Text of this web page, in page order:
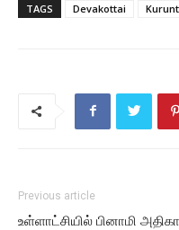
TAGS
Devakottai
Previous article
உள்ளாட்சியில் பினாமி